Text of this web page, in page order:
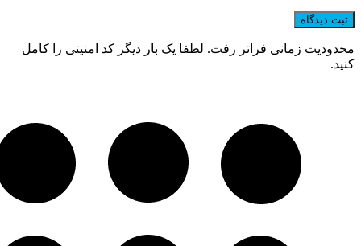
محدودیت زمانی فراتر رفت. لطفا یک بار دیگر کد امنیتی را کامل
کنید.